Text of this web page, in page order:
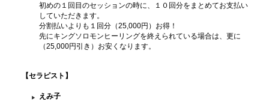
初めの１回目のセッションの時に、１０回分をまとめてお支払い
していただきます。
分割払いよりも１回分（25,000円）お得！
先にキングソロモンヒーリングを終えられている場合は、更に
（25,000円引き）お安くなります。
【セラピスト】
えみ子